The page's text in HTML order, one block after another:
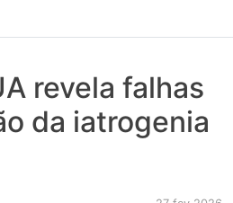
revela falhas
da iatrogenia